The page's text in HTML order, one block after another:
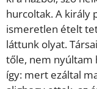
hurcoltak. A király
ismeretlen ételt
láttunk olyat.
tőle, nem nyúltam
így: mert ezáltal